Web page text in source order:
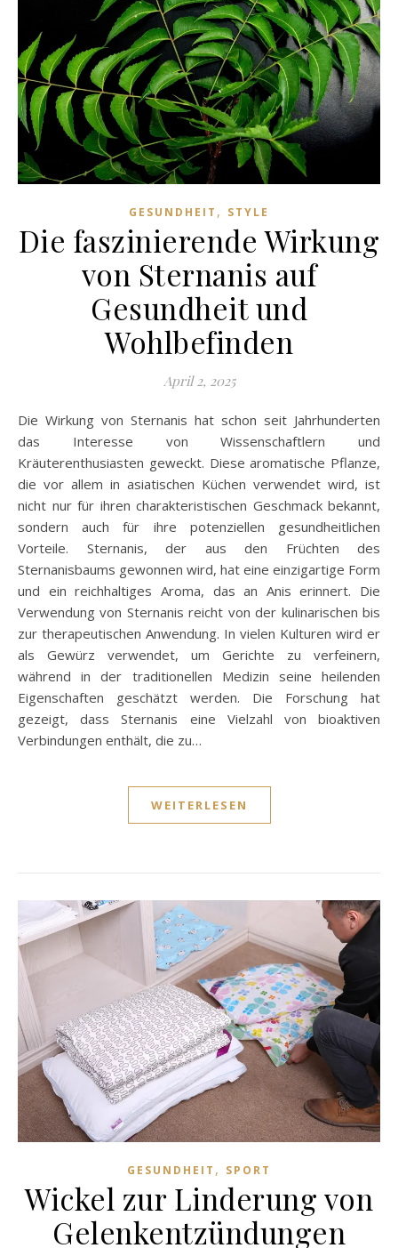
GESUNDHEIT , STYLE
Die faszinierende Wirkung
von Sternanis auf
Gesundheit und
Wohlbefinden
April 2, 2025
Die Wirkung von Sternanis hat schon seit Jahrhunderten
das Interesse von Wissenschaftlern und
Kräuterenthusiasten geweckt. Diese aromatische Pflanze,
die vor allem in asiatischen Küchen verwendet wird, ist
nicht nur für ihren charakteristischen Geschmack bekannt,
sondern auch für ihre potenziellen gesundheitlichen
Vorteile. Sternanis, der aus den Früchten des
Sternanisbaums gewonnen wird, hat eine einzigartige Form
und ein reichhaltiges Aroma, das an Anis erinnert. Die
Verwendung von Sternanis reicht von der kulinarischen bis
zur therapeutischen Anwendung. In vielen Kulturen wird er
als Gewürz verwendet, um Gerichte zu verfeinern,
während in der traditionellen Medizin seine heilenden
Eigenschaften geschätzt werden. Die Forschung hat
gezeigt, dass Sternanis eine Vielzahl von bioaktiven
Verbindungen enthält, die zu…
WEITERLESEN
GESUNDHEIT , SPORT
Wickel zur Linderung von
Gelenkentzündungen